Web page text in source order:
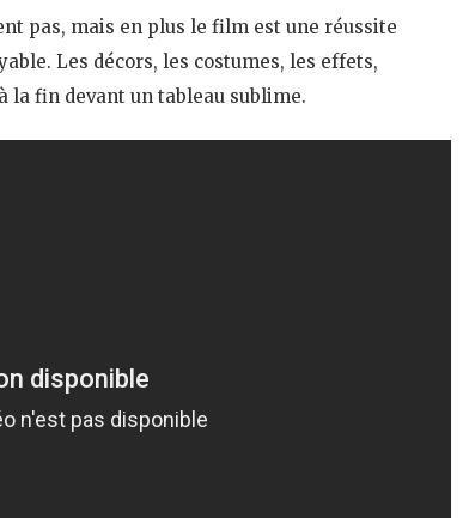
pas, mais en plus le film est une réussite
Les décors, les costumes, les effets,
la fin devant un tableau sublime.